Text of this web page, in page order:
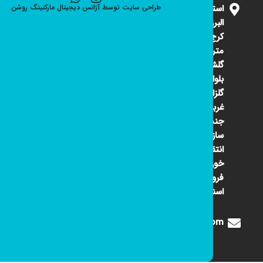
استان
البرز
متری
گلشهر
بلوار
گلزار
غربی
جنب
سازمان
انتقال
خون
فروشگاه
اسنوا
Digione1360@gmail.com
طراحی سایت توسط آژانس دیجیتال مارکتینگ روشن